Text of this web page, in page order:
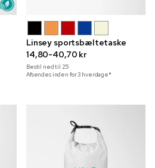
Linsey sportsbæltetaske
14,80-40,70 kr
Bestil ned til 25
Afsendes inden for 3 hverdage*